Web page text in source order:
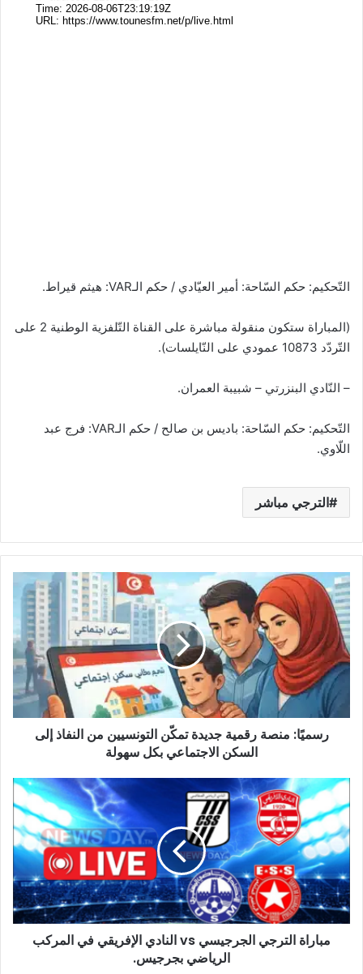
التّحكيم: حكم السّاحة: أمير العيّادي / حكم الـVAR: هيثم قيراط.
(المباراة ستكون منقولة مباشرة على القناة التّلفزية الوطنية 2 على
التّردّد 10873 عمودي على النّايلسات).
– النّادي البنزرتي – شبيبة العمران.
التّحكيم: حكم السّاحة: باديس بن صالح / حكم الـVAR: فرج عبد
اللّاوي.
الترجي مباشر
رسميًا:
منصة
رقمية
جديدة
تمكّن
التونسيين
من
النفاذ
إلى
السكن
سهولة
رسميًا: منصة رقمية جديدة تمكّن التونسيين من النفاذ إلى
السكن الاجتماعي بكل سهولة
مباراة
الترجي
الجرجيسي
vs
النادي
الإفريقي
في
المركب
الرياضي
بجرجيس.
مباراة الترجي الجرجيسي vs النادي الإفريقي في المركب
الرياضي بجرجيس.